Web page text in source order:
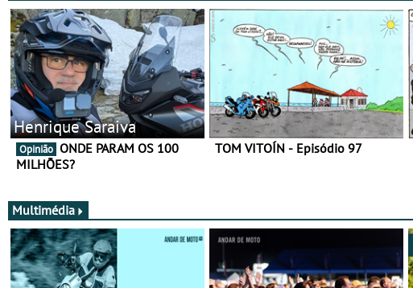
Henrique Saraiva
Opinião
MILHÕES?
TOM VITOÍN - Episódio 97
Multimédia